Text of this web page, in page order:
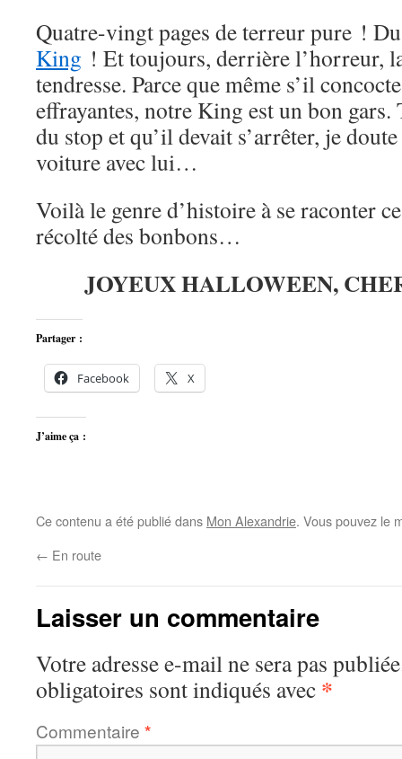
Quatre-vingt pages de terreur pure !
King ! Et toujours, derrière l’horreur,
tendresse. Parce que même s’il
effrayantes, notre King est un bon
du stop et qu’il devait s’arrêter, je
voiture avec lui…
Voilà le genre d’histoire à se raconter
récolté des bonbons…
JOYEUX HALLOWEEN,
Partager :
Facebook X
J’aime ça :
Ce contenu a été publié dans Mon Alexandrie. Vous pouvez le
← En route
Laisser un commentaire
Votre adresse e-mail ne sera pas
obligatoires sont indiqués avec *
Commentaire *